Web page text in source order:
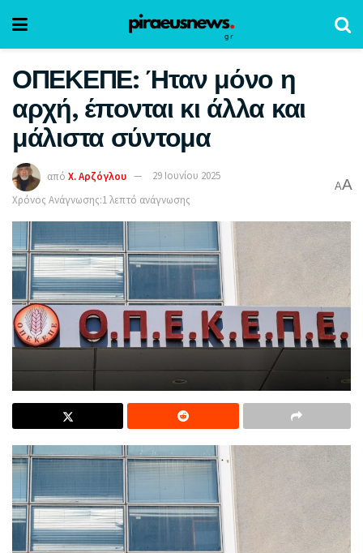
ΟΠΕΚΕΠΕ: Ήταν μόνο η
αρχή, έπονται κι άλλα και
μάλιστα σύντομα
από Χ. Αρζόγλου
29 Ιουνίου 2025
Χρόνος Ανάγνωσης:1 λεπτό ανάγνωσης
AA